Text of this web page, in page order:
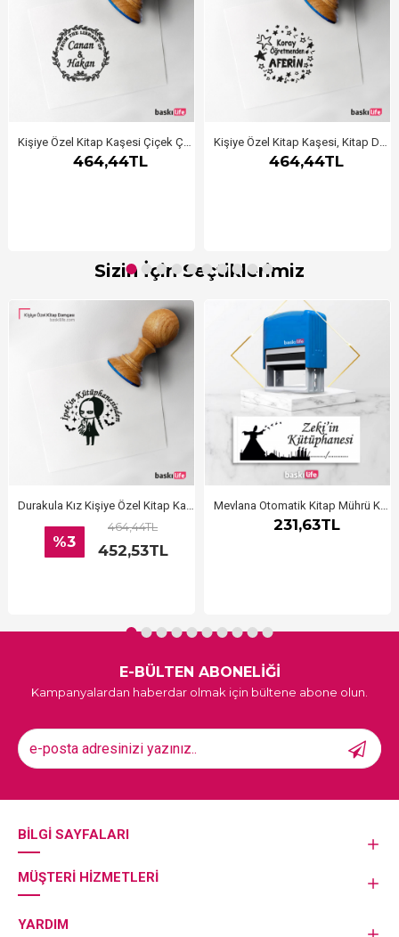
Kişiye Özel Kitap Kaşesi Çiçek Çerçeveli
464,44TL
Kişiye Özel Kitap Kaşesi, Kitap Damgası, Kitap Mührü Öğretmen Kaşesi Aferin
464,44TL
Sizin İçin Seçtiklerimiz
Durakula Kız Kişiye Özel Kitap Kaşesi, Kitap Damgası, Kitap Mührü
%3
464,44TL
452,53TL
Mevlana Otomatik Kitap Mührü Kitap Damgası Kişiye Özel Kaşe
231,63TL
E-BÜLTEN ABONELİĞİ
Kampanyalardan haberdar olmak için bültene abone olun.
BILGI SAYFALARI
MÜŞTERI HIZMETLERI
YARDIM